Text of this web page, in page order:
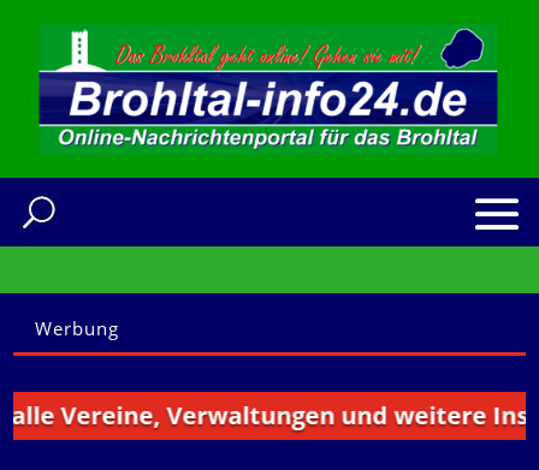
Werbung
Vereine, Verwaltungen und weitere